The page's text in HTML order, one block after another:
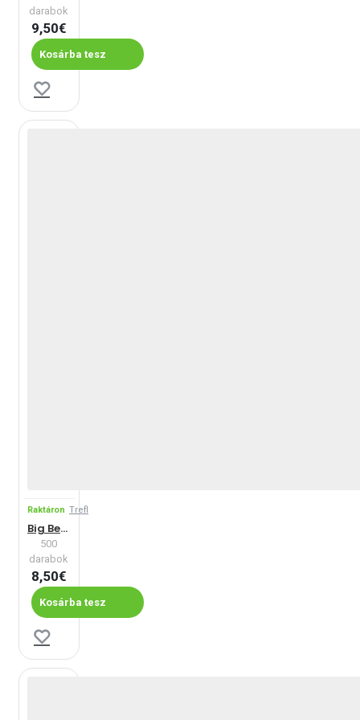
darabok
9,50€
Kosárba tesz
Raktáron Trefl
Big Ben, London - Panoramatikus Puzzle
500
darabok
8,50€
Kosárba tesz